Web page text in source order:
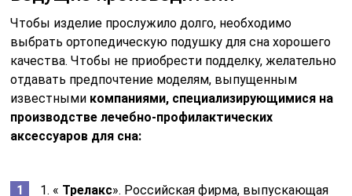
Чтобы изделие прослужило долго, необходимо
выбрать ортопедическую подушку для сна хорошего
качества. Чтобы не приобрести подделку, желательно
отдавать предпочтение моделям, выпущенным
известными компаниями, специализирующимися на
производстве лечебно-профилактических
аксессуаров для сна:
1. « Трелакс». Российская фирма, выпускающая